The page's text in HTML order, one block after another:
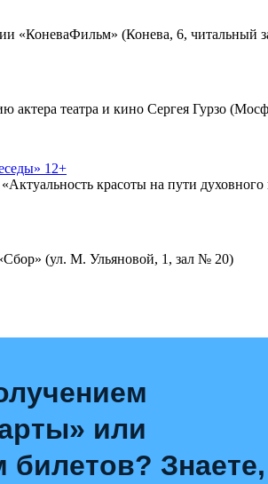
«КоневаФильм» (Конева, 6, читальный
актера театра и кино Сергея Гурзо
12+
красоты на пути
(ул. М. Ульяновой, 1, зал № 20)
или
билетов? Знаете,